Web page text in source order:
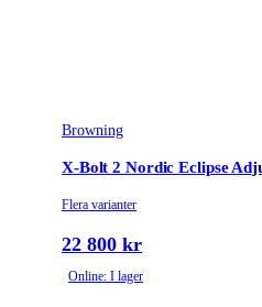
Browning
X-Bolt 2 Nordic Eclipse
Flera varianter
22 800 kr
Online: I lager